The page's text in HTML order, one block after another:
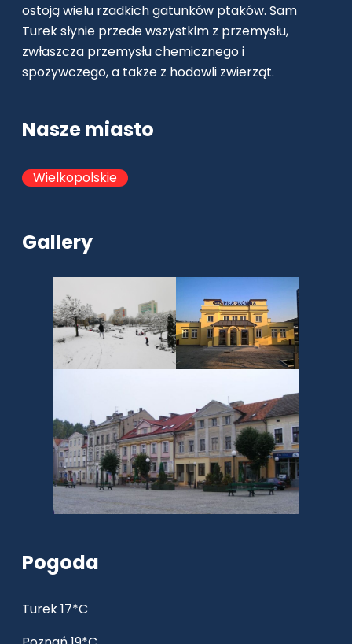
ostoją wielu rzadkich gatunków ptaków. Sam
Turek słynie przede wszystkim z przemysłu,
zwłaszcza przemysłu chemicznego i
spożywczego, a także z hodowli zwierząt.
Nasze miasto
Wielkopolskie
Gallery
Pogoda
Turek 17*C